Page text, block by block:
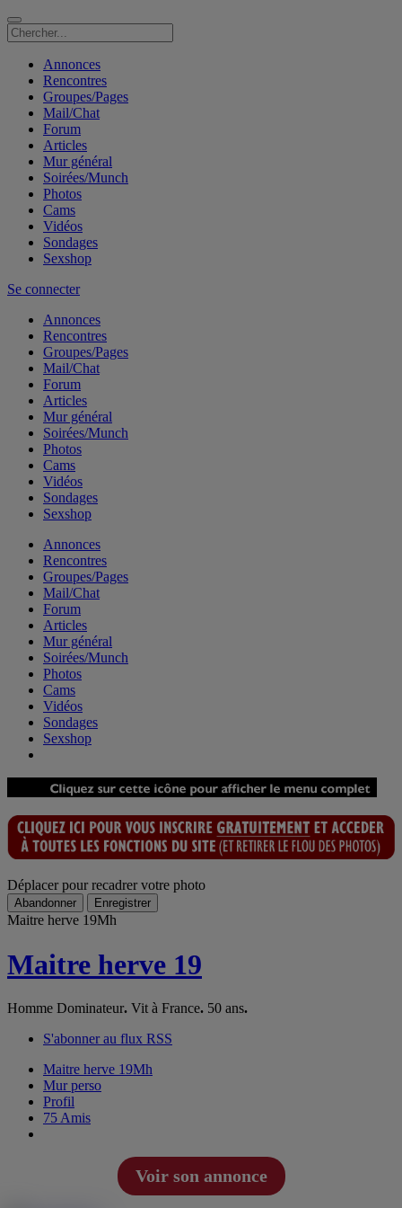
Annonces
Rencontres
Groupes/Pages
Mail/Chat
Forum
Articles
Mur général
Soirées/Munch
Photos
Cams
Vidéos
Sondages
Sexshop
Se connecter
Annonces
Rencontres
Groupes/Pages
Mail/Chat
Forum
Articles
Mur général
Soirées/Munch
Photos
Cams
Vidéos
Sondages
Sexshop
Annonces
Rencontres
Groupes/Pages
Mail/Chat
Forum
Articles
Mur général
Soirées/Munch
Photos
Cams
Vidéos
Sondages
Sexshop
Déplacer pour recadrer votre photo
Abandonner Enregistrer
Maitre herve 19Mh
Maitre herve 19
Homme Dominateur. Vit à France. 50 ans.
S'abonner au flux RSS
Maitre herve 19Mh
Mur perso
Profil
75 Amis
Voir son annonce